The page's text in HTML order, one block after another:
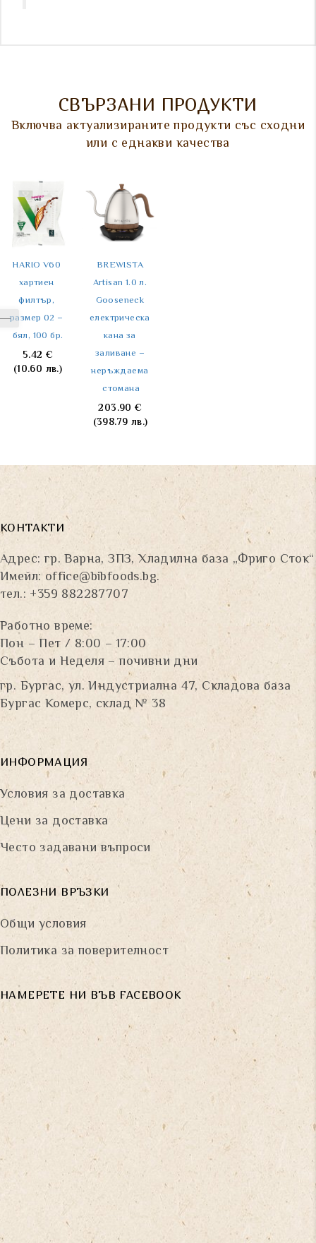
СВЪРЗАНИ ПРОДУКТИ
Включва актуализираните продукти със сходни
или с еднакви качества
HARIO V60
хартиен
филтър,
размер 02 –
бял, 100 бр.
5.42 €
(10.60 лв.)
BREWISTA
Artisan 1.0 л.
Gooseneck
електрическа
кана за
заливане –
неръждаема
стомана
203.90€
(398.79 лв.)
КОНТАКТИ
Адрес: гр. Варна, ЗПЗ, Хладилна база „Фриго Сток“
Имейл: office@bibfoods.bg.
тел.: +359 882287707
Работно време:
Пон – Пет / 8:00 – 17:00
Събота и Неделя – почивни дни
гр. Бургас, ул. Индустриална 47, Складова база
Бургас Комерс, склад № 38
ИНФОРМАЦИЯ
Условия за доставка
Цени за доставка
Често задавани въпроси
ПОЛЕЗНИ ВРЪЗКИ
Общи условия
Политика за поверителност
НАМЕРЕТЕ НИ ВЪВ FACEBOOK